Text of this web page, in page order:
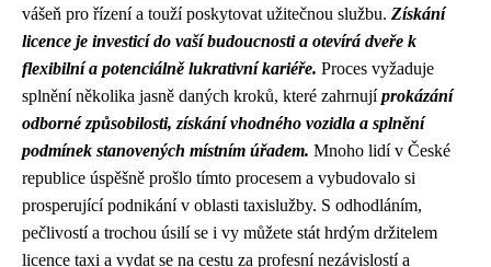
vášeň pro řízení a touží poskytovat užitečnou službu. Získání
licence je investicí do vaší budoucnosti a otevírá dveře k
flexibilní a potenciálně lukrativní kariéře. Proces vyžaduje
splnění několika jasně daných kroků, které zahrnujíprokázání
odborné způsobilosti, získání vhodného vozidla a splnění
podmínek stanovených místním úřadem. Mnoho lidí v České
republice úspěšně prošlo tímto procesem a vybudovalo si
prosperující podnikání v oblasti taxislužby. S odhodláním,
pečlivostí a trochou úsilí se i vy můžete stát hrdým držitelem
licence taxi a vydat se na cestu za profesní nezávislostí a